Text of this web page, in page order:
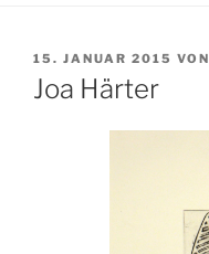
VERÖFFENTLICHT
AM
15. JANUAR 2015 VON
Joa Härter